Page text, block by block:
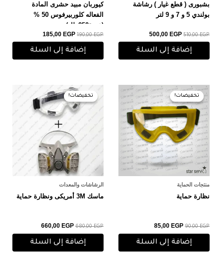
بشبورى ( قطع غيار ) رشاشة
بولندي 5 و 7 و 9 لتر
510,00EGP
500,00 EGP
إضافة إلى السلة
كيوربان مبيد حشرى المادة
الفعاله كلوربيرفوس 50 %
(عبوة250ملل)
190,00EGP
185,00 EGP
إضافة إلى السلة
تخفيضات!
تخفيضات!
منتجات الحماية
نظارة حماية
90,00EGP
السعر
الأصلي
هو:
90,00 EGP.
85,00 EGP
السعر
الحالي
هو:
85,00 EGP.
إضافة إلى السلة
تخفيضات!
تخفيضات!
الرشاشات والمعدات
ماسك 3M أمريكى ونظارة حماية
680,00EGP
السعر
الأصلي
هو:
680,00 EGP.
660,00 EGP
السعر
هو:
660,00 EGP.
إضافة إلى السلة